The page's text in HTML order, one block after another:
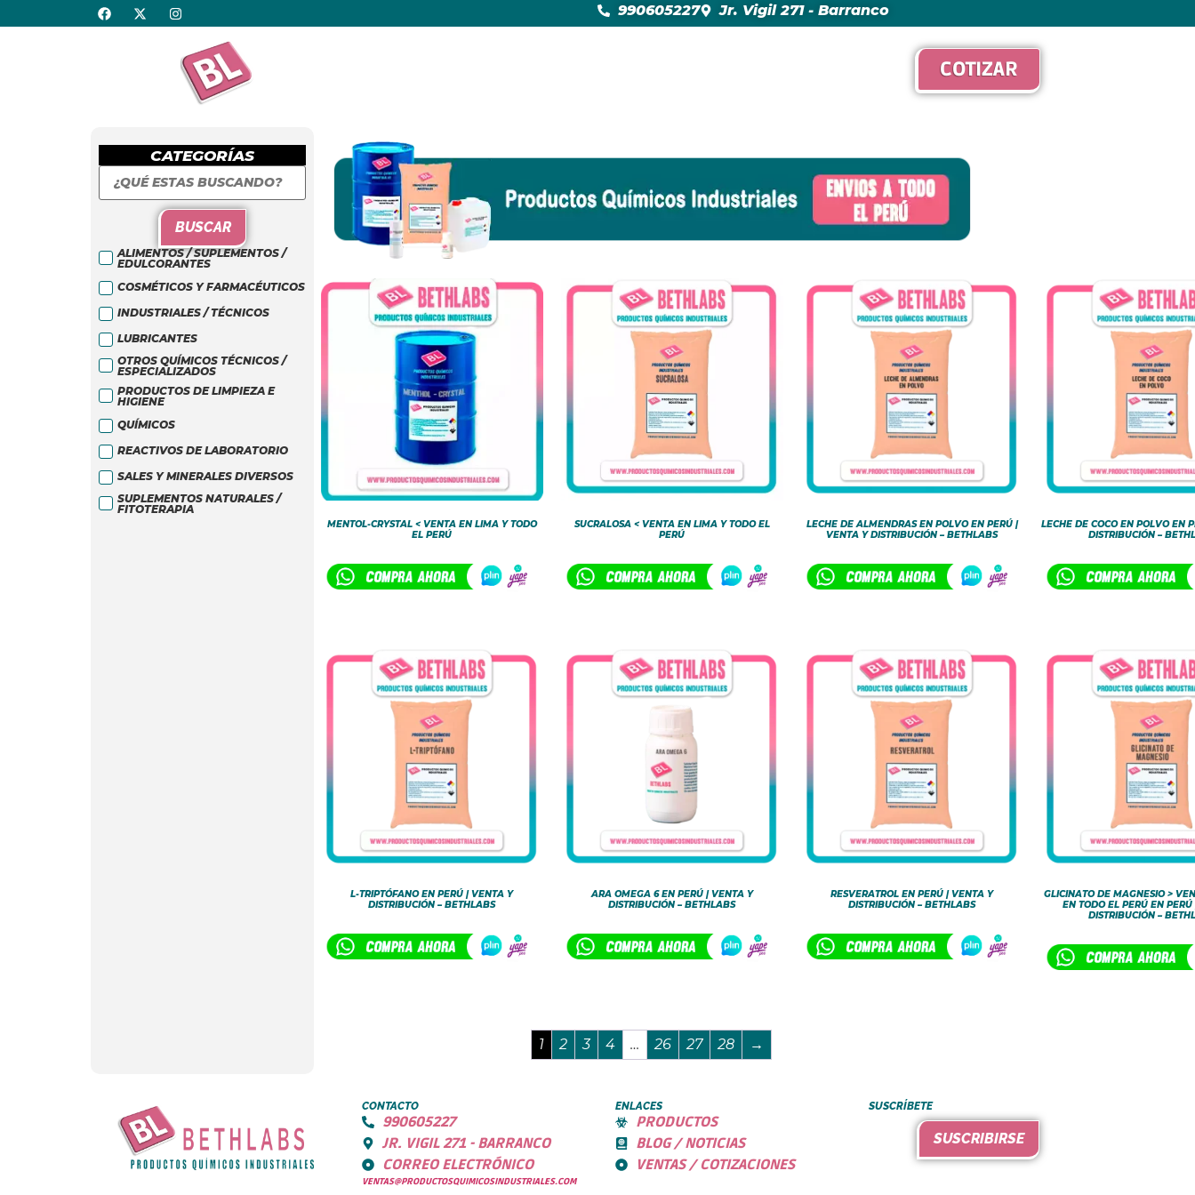
990605227 Jr. Vigil 271 - Barranco
COTIZAR
CATEGORÍAS
BUSCAR
ALIMENTOS / SUPLEMENTOS /
EDULCORANTES
COSMÉTICOS Y FARMACÉUTICOS
INDUSTRIALES / TÉCNICOS
LUBRICANTES
OTROS QUÍMICOS TÉCNICOS /
ESPECIALIZADOS
PRODUCTOS DE LIMPIEZA E
HIGIENE
QUÍMICOS
REACTIVOS DE LABORATORIO
SALES Y MINERALES DIVERSOS
SUPLEMENTOS NATURALES /
FITOTERAPIA
MENTOL-CRYSTAL < VENTA EN LIMA Y TODO
EL PERÚ
SUCRALOSA < VENTA EN LIMA Y TODO EL
PERÚ
LECHE DE ALMENDRAS EN POLVO EN PERÚ |
VENTA Y DISTRIBUCIÓN – BETHLABS
LECHE DE COCO EN POLVO EN
DISTRIBUCIÓN –
L-TRIPTÓFANO EN PERÚ | VENTA Y
DISTRIBUCIÓN – BETHLABS
ARA OMEGA 6 EN PERÚ | VENTA Y
DISTRIBUCIÓN – BETHLABS
RESVERATROL EN PERÚ | VENTA Y
DISTRIBUCIÓN – BETHLABS
GLICINATO DE MAGNESIO >
EN TODO EL PERÚ EN
DISTRIBUCIÓN –
1 2 3 4 … 26 27 28 →
CONTACTO
990605227
JR. VIGIL 271 - BARRANCO
CORREO ELECTRÓNICO
VENTAS@PRODUCTOSQUIMICOSINDUSTRIALES.COM
ENLACES
PRODUCTOS
BLOG / NOTICIAS
VENTAS / COTIZACIONES
SUSCRÍBETE
SUSCRIBIRSE